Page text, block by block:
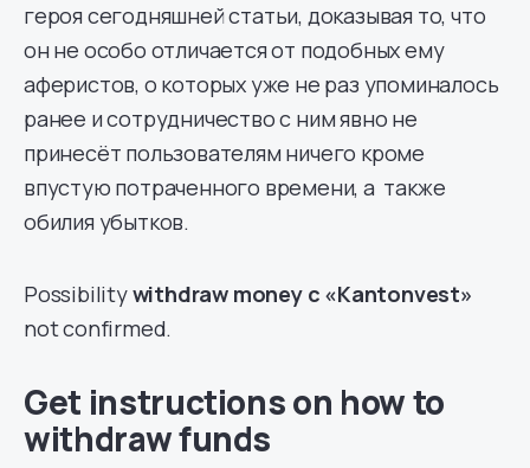
героя сегодняшней статьи, доказывая то, что
он не особо отличается от подобных ему
аферистов, о которых уже не раз упоминалось
ранее и сотрудничество с ним явно не
принесёт пользователям ничего кроме
впустую потраченного времени, а также
обилия убытков.
Possibilitywithdraw money с «Kantonvest»
not confirmed.
Get instructions on how to
withdraw funds